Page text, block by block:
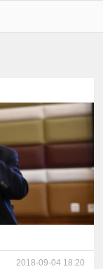
2018-09-04 18:20